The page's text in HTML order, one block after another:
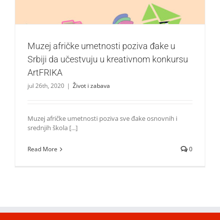
Muzej afričke umetnosti poziva đake u
Srbiji da učestvuju u kreativnom konkursu
ArtFRIKA
jul 26th, 2020 | Život i zabava
Muzej afričke umetnosti poziva sve đake osnovnih i
srednjih škola [...]
Read More 0